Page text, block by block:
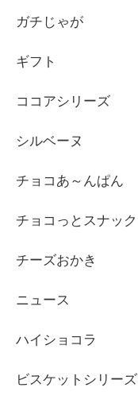
ガチじゃが
ギフト
ココアシリーズ
シルベーヌ
チョコあ～んぱん
チョコっとスナック
チーズおかき
ニュース
ハイショコラ
ビスケットシリーズ